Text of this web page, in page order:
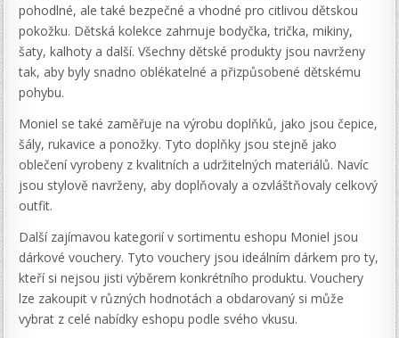
pohodlné, ale také bezpečné a vhodné pro citlivou dětskou
pokožku. Dětská kolekce zahrnuje bodyčka, trička, mikiny,
šaty, kalhoty a další. Všechny dětské produkty jsou navrženy
tak, aby byly snadno oblékatelné a přizpůsobené dětskému
pohybu.
Moniel se také zaměřuje na výrobu doplňků, jako jsou čepice,
šály, rukavice a ponožky. Tyto doplňky jsou stejně jako
oblečení vyrobeny z kvalitních a udržitelných materiálů. Navíc
jsou stylově navrženy, aby doplňovaly a ozvláštňovaly celkový
outfit.
Další zajímavou kategorií v sortimentu eshopu Moniel jsou
dárkové vouchery. Tyto vouchery jsou ideálním dárkem pro ty,
kteří si nejsou jisti výběrem konkrétního produktu. Vouchery
lze zakoupit v různých hodnotách a obdarovaný si může
vybrat z celé nabídky eshopu podle svého vkusu.